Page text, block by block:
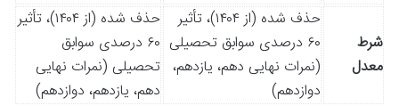
شرط
معدل
حذف شده (از ۱۴۰۴)، تأثیر
۶۰ درصدی سوابق تحصیلی
(نمرات نهایی دهم، یازدهم،
دوازدهم)
حذف شده (از ۱۴۰۴)، تأثیر
۶۰ درصدی سوابق
تحصیلی (نمرات نهایی
دهم، یازدهم، دوازدهم)